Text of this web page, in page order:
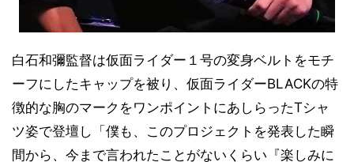
白石和彌監督は仮面ライダー１号の変身ベルトをモチ
ーフにしたキャップを被り、仮面ライダーBLACKの特
徴的な胸のマークをワンポイントにあしらったTシャ
ツ姿で登壇し「僕も、このプロジェクトを発表した瞬
間から、今まで言われたことがないくらい『楽しみに